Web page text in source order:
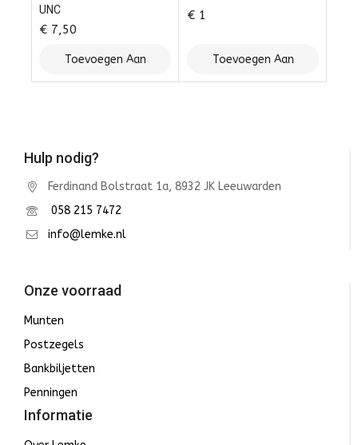
UNC
€ 7,50
Toevoegen Aan
Winkelwagen
€ 1
Toevoegen Aan
Winkelwagen
Hulp nodig?
Ferdinand Bolstraat 1a, 8932 JK Leeuwarden
058 215 7472
info@lemke.nl
Onze voorraad
Munten
Postzegels
Bankbiljetten
Penningen
Informatie